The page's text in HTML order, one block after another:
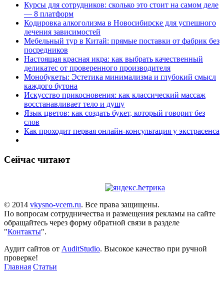
Курсы для сотрудников: сколько это стоит на самом деле
— 8 платформ
Кодировка алкоголизма в Новосибирске для успешного
лечения зависимостей
Мебельный тур в Китай: прямые поставки от фабрик без
посредников
Настоящая красная икра: как выбрать качественный
деликатес от проверенного производителя
Монобукеты: Эстетика минимализма и глубокий смысл
каждого бутона
Искусство прикосновения: как классический массаж
восстанавливает тело и душу
Язык цветов: как создать букет, который говорит без
слов
Как проходит первая онлайн-консультация у экстрасенса
Сейчас читают
© 2014 vkysno-vcem.ru. Все права защищены.
По вопросам сотрудничества и размещения рекламы на сайте
обращайтесь через форму обратной связи в разделе
"Контакты".
Аудит сайтов от AuditStudio. Высокое качество при ручной
проверке!
Главная Статьи